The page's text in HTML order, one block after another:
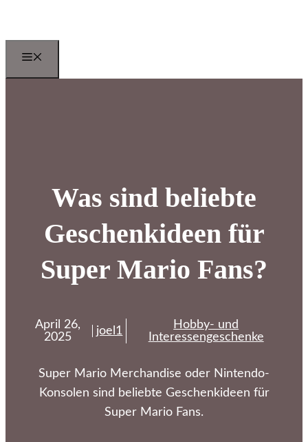
springen
Was sind beliebte
Geschenkideen für
Super Mario Fans?
April 26,
2025
joel1
Hobby- und
Interessengeschenke
Super Mario Merchandise oder Nintendo-
Konsolen sind beliebte Geschenkideen für
Super Mario Fans.